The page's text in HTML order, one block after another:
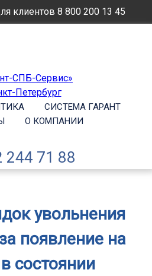
клиентов 8 800 200 13 45
СИСТЕМА ГАРАНТ
О КОМПАНИИ
244 71 88
увольнения
появление на
состоянии